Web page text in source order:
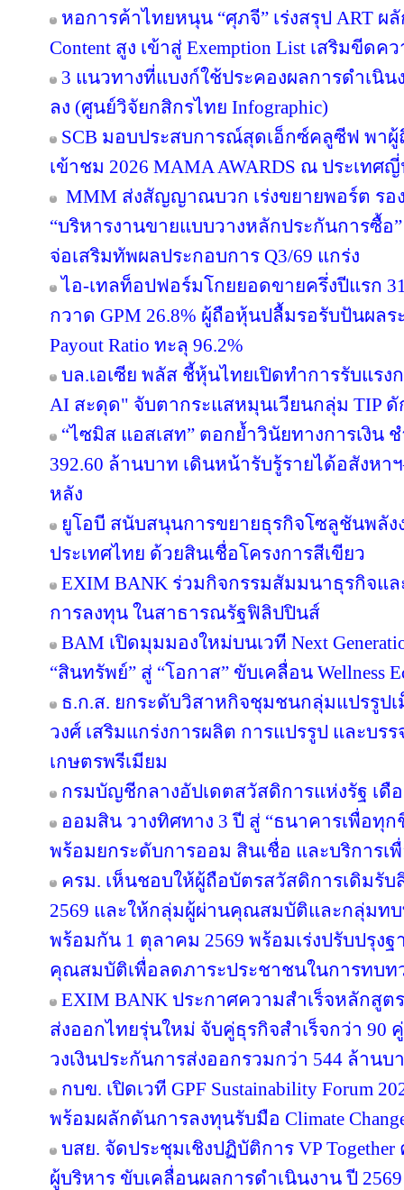
หอการค้าไทยหนุน “ศุภจี” เร่งสรุป ART
Content สูง เข้าสู่ Exemption List เสริมขีด
3 แนวทางที่แบงก์ใช้ประคองผลการดำเนิ
ลง (ศูนย์วิจัยกสิกรไทย Infographic)
SCB มอบประสบการณ์สุดเอ็กซ์คลูซีฟ พาผู้
เข้าชม 2026 MAMA AWARDS ณ ประเท
MMM ส่งสัญญาณบวก เร่งขยายพอร์ต รอ
“บริหารงานขายแบบวางหลักประกันการซื้อ
จ่อเสริมทัพผลประกอบการ Q3/69 แกร่ง
ไอ-เทลท็อปฟอร์มโกยยอดขายครึ่งปีแรก
กวาด GPM 26.8% ผู้ถือหุ้นปลื้มรอรับปันผล
Payout Ratio ทะลุ 96.2%
บล.เอเซีย พลัส ชี้หุ้นไทยเปิดทำการรับแร
AI สะดุด" จับตากระแสหมุนเวียนกลุ่ม TIP ดั
“ไซมิส แอสเสท” ตอกย้ำวินัยทางการเงิน
392.60 ล้านบาท เดินหน้ารับรู้รายได้อสังหา
หลัง
ยูโอบี สนับสนุนการขยายธุรกิจโซลูชันพลังง
ประเทศไทย ด้วยสินเชื่อโครงการสีเขียว
EXIM BANK ร่วมกิจกรรมสัมมนาธุรกิจแ
การลงทุน ในสาธารณรัฐฟิลิปปินส์
BAM เปิดมุมมองใหม่บนเวที Next
“สินทรัพย์” สู่ “โอกาส” ขับเคลื่อน Wellness
ธ.ก.ส. ยกระดับวิสาหกิจชุมชนกลุ่มแปรรูป
วงศ์ เสริมแกร่งการผลิต การแปรรูป และบ
เกษตรพรีเมียม
กรมบัญชีกลางอัปเดตสวัสดิการแห่งรัฐ เดื
ออมสิน วางทิศทาง 3 ปี สู่ “ธนาคารเพื่อทุ
พร้อมยกระดับการออม สินเชื่อ และบริการเ
ครม. เห็นชอบให้ผู้ถือบัตรสวัสดิการเดิมรับ
2569 และให้กลุ่มผู้ผ่านคุณสมบัติและกลุ่มท
พร้อมกัน 1 ตุลาคม 2569 พร้อมเร่งปรับปรุง
คุณสมบัติเพื่อลดภาระประชาชนในการทบท
EXIM BANK ประกาศความสำเร็จหลักสู
ส่งออกไทยรุ่นใหม่ จับคู่ธุรกิจสำเร็จกว่า 90
วงเงินประกันการส่งออกรวมกว่า 544 ล้านบ
กบข. เปิดเวที GPF Sustainability Forum
พร้อมผลักดันการลงทุนรับมือ Climate
บสย. จัดประชุมเชิงปฏิบัติการ VP
ผู้บริหาร ขับเคลื่อนผลการดำเนินงาน ปี 2569